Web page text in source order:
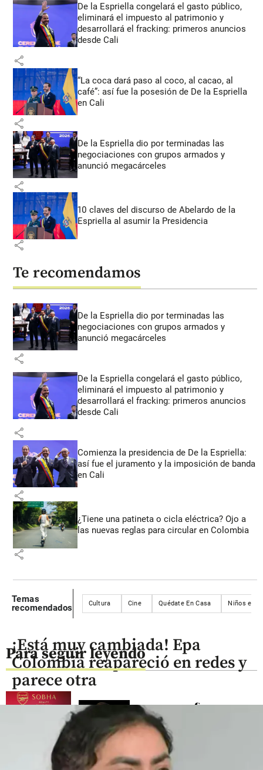
De la Espriella congelará el gasto público,
eliminará el impuesto al patrimonio y
desarrollará el fracking: primeros anuncios
desde Cali
share
“La coca dará paso al coco, al cacao, al
café”: así fue la posesión de De la Espriella
en Cali
share
De la Espriella dio por terminadas las
negociaciones con grupos armados y
anunció megacárceles
share
10 claves del discurso de Abelardo de la
Espriella al asumir la Presidencia
share
Te recomendamos
De la Espriella dio por terminadas las
negociaciones con grupos armados y
anunció megacárceles
share
De la Espriella congelará el gasto público,
eliminará el impuesto al patrimonio y
desarrollará el fracking: primeros anuncios
desde Cali
share
Comienza la presidencia de De la Espriella:
así fue el juramento y la imposición de banda
en Cali
share
¿Tiene una patineta o cicla eléctrica? Ojo a
las nuevas reglas para circular en Colombia
share
Temas
recomendados
Cultura Cine Quédate En Casa Niños en
Para seguir leyendo
¡Refuerzo
Cita
Textual
Columnistas
¡Está muy cambiada! Epa
Colombia reapareció en redes y
parece otra